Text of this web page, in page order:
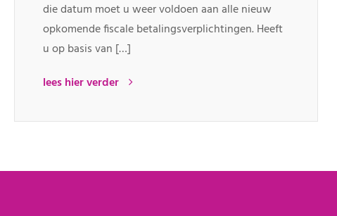
die datum moet u weer voldoen aan alle nieuw
opkomende fiscale betalingsverplichtingen. Heeft
u op basis van […]
lees hier verder